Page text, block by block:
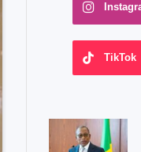
TikTok